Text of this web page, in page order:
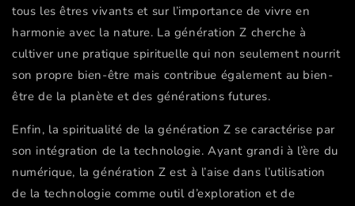
tous les êtres vivants et sur l’importance de vivre en
harmonie avec la nature. La génération Z cherche à
cultiver une pratique spirituelle qui non seulement nourrit
son propre bien-être mais contribue également au bien-
être de la planète et des générations futures.
Enfin, la spiritualité de la génération Z se caractérise par
son intégration de la technologie. Ayant grandi à l’ère du
numérique, la génération Z est à l’aise dans l’utilisation
de la technologie comme outil d’exploration et de